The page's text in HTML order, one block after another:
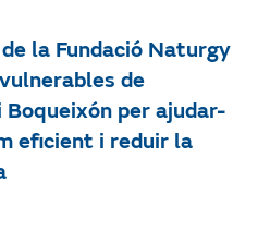
de la Fundació Naturgy
de
per ajudar-
eficient i reduir la